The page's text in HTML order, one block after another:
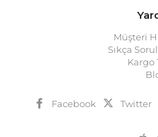
Müşteri
Sıkça
Kargo
Facebook Twitter